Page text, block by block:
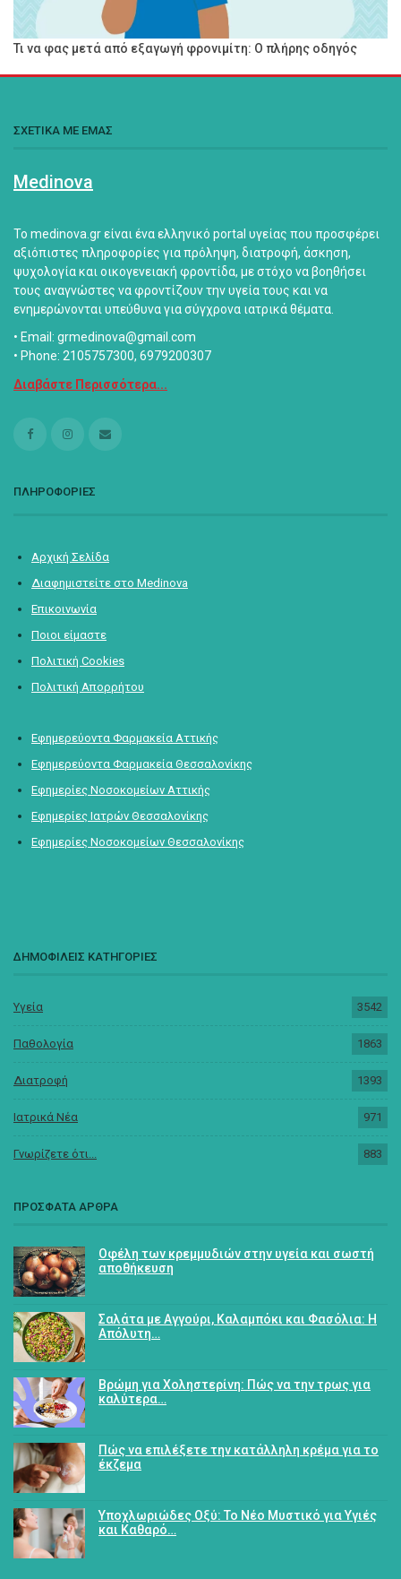
Τι να φας μετά από εξαγωγή φρονιμίτη: Ο πλήρης οδηγός
ΣΧΕΤΙΚΑ ΜΕ ΕΜΑΣ
Medinova
Το medinova.gr είναι ένα ελληνικό portal υγείας που προσφέρει
αξιόπιστες πληροφορίες για πρόληψη, διατροφή, άσκηση,
ψυχολογία και οικογενειακή φροντίδα, με στόχο να βοηθήσει
τους αναγνώστες να φροντίζουν την υγεία τους και να
ενημερώνονται υπεύθυνα για σύγχρονα ιατρικά θέματα.
• Email: grmedinova@gmail.com
• Phone: 2105757300, 6979200307
Διαβάστε Περισσότερα...
ΠΛΗΡΟΦΟΡΙΕΣ
Αρχική Σελίδα
Διαφημιστείτε στο Medinova
Επικοινωνία
Ποιοι είμαστε
Πολιτική Cookies
Πολιτική Απορρήτου
Εφημερεύοντα Φαρμακεία Αττικής
Εφημερεύοντα Φαρμακεία Θεσσαλονίκης
Εφημερίες Νοσοκομείων Αττικής
Εφημερίες Ιατρών Θεσσαλονίκης
Εφημερίες Νοσοκομείων Θεσσαλονίκης
ΔΗΜΟΦΙΛΕΙΣ ΚΑΤΗΓΟΡΙΕΣ
Υγεία 3542
Παθολογία 1863
Διατροφή 1393
Ιατρικά Νέα 971
Γνωρίζετε ότι... 883
ΠΡΟΣΦΑΤΑ ΑΡΘΡΑ
Οφέλη των κρεμμυδιών στην υγεία και σωστή
αποθήκευση
Σαλάτα με Αγγούρι, Καλαμπόκι και Φασόλια: Η
Απόλυτη…
Βρώμη για Χοληστερίνη: Πώς να την τρως για
καλύτερα…
Πώς να επιλέξετε την κατάλληλη κρέμα για το
έκζεμα
Υποχλωριώδες Οξύ: Το Νέο Μυστικό για Υγιές
και Καθαρό…